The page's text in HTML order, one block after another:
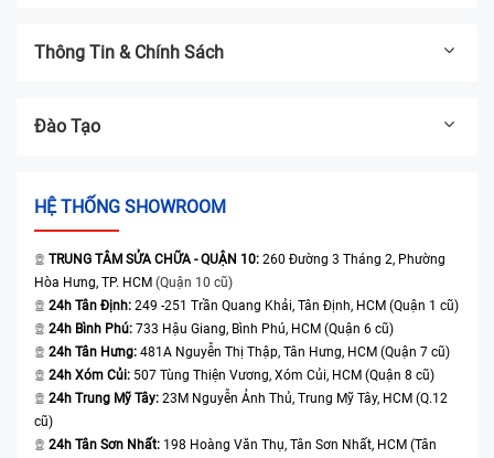
Thông Tin & Chính Sách
Đào Tạo
HỆ THỐNG SHOWROOM
TRUNG TÂM SỬA CHỮA - QUẬN 10: 260 Đường 3 Tháng 2, Phường
Hòa Hưng, TP. HCM (Quận 10 cũ)
24h Tân Định: 249 -251 Trần Quang Khải, Tân Định, HCM (Quận 1 cũ)
24h Bình Phú: 733 Hậu Giang, Bình Phú, HCM (Quận 6 cũ)
24h Tân Hưng: 481A Nguyễn Thị Thập, Tân Hưng, HCM (Quận 7 cũ)
24h Xóm Củi: 507 Tùng Thiện Vương, Xóm Củi, HCM (Quận 8 cũ)
24h Trung Mỹ Tây: 23M Nguyễn Ảnh Thủ, Trung Mỹ Tây, HCM (Q.12
cũ)
24h Tân Sơn Nhất: 198 Hoàng Văn Thụ, Tân Sơn Nhất, HCM (Tân